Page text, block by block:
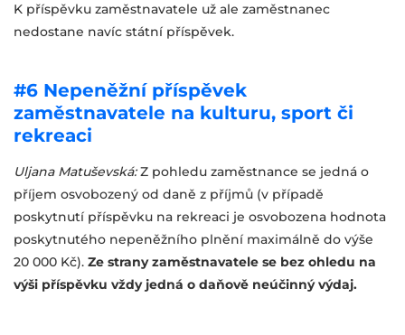
K příspěvku zaměstnavatele už ale zaměstnanec
nedostane navíc státní příspěvek.
#6 Nepeněžní příspěvek
zaměstnavatele na kulturu, sport či
rekreaci
Uljana Matuševská:Z pohledu zaměstnance se jedná o
příjem osvobozený od daně z příjmů (v případě
poskytnutí příspěvku na rekreaci je osvobozena hodnota
poskytnutého nepeněžního plnění maximálně do výše
20 000 Kč). Ze strany zaměstnavatele se bez ohledu na
výši příspěvku vždy jedná o daňově neúčinný výdaj.